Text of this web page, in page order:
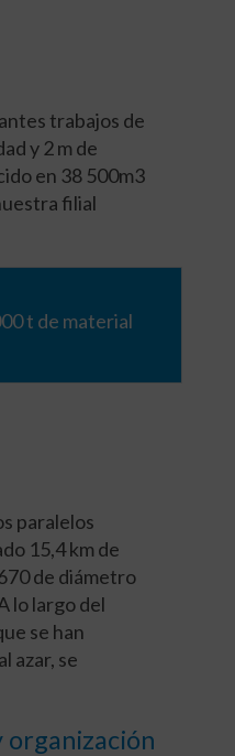
trabajos de
y 2 m de
en 38 500m3
filial
t de material
paralelos
15,4 km de
de diámetro
lo largo del
se han
azar, se
organización